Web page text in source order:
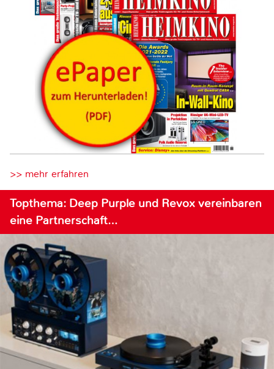
>> mehr erfahren
Topthema: Deep Purple und Revox vereinbaren
eine Partnerschaft…